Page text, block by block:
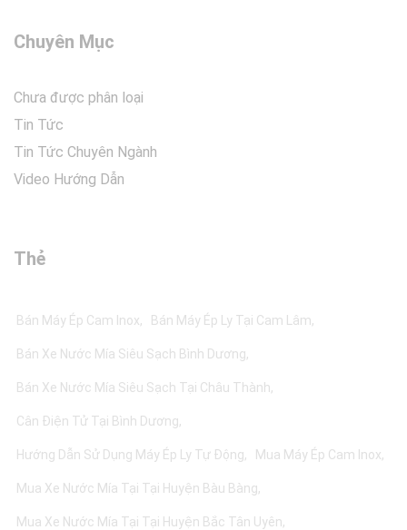
Chuyên Mục
Chưa được phân loại
Tin Tức
Tin Tức Chuyên Ngành
Video Hướng Dẫn
Thẻ
Bán Máy Ép Cam Inox Bán Máy Ép Ly Tại Cam Lâm
Bán Xe Nước Mía Siêu Sạch Bình Dương
Bán Xe Nước Mía Siêu Sạch Tại Châu Thành
Cân Điện Tử Tại Bình Dương
Hướng Dẫn Sử Dụng Máy Ép Ly Tự Động Mua Máy Ép Cam Inox
Mua Xe Nước Mía Tại Tại Huyện Bàu Bàng
Mua Xe Nước Mía Tại Tại Huyện Bắc Tân Uyên